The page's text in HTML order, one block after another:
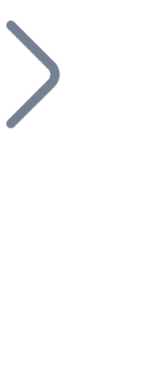
votre entreprise et
et
à notre service